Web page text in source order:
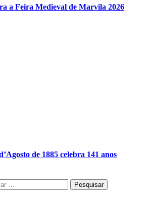
a Feira Medieval de Marvila 2026
de 1885 celebra 141 anos